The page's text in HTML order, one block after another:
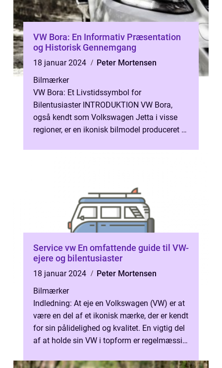
VW Bora: En Informativ Præsentation
og Historisk Gennemgang
18 januar 2024
Peter Mortensen
Bilmærker
VW Bora: Et Livstidssymbol for
Bilentusiaster INTRODUKTION VW Bora,
også kendt som Volkswagen Jetta i visse
regioner, er en ikonisk bilmodel produceret af
Service vw En omfattende guide til VW-
ejere og bilentusiaster
18 januar 2024
Peter Mortensen
Bilmærker
Indledning: At eje en Volkswagen (VW) er at
være en del af et ikonisk mærke, der er kendt
for sin pålidelighed og kvalitet. En vigtig del
af at holde sin VW i topform er regelmæssig